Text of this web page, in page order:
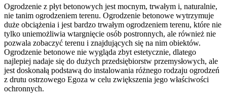
Ogrodzenie z płyt betonowych jest mocnym, trwałym i, naturalnie,
nie tanim ogrodzeniem terenu. Ogrodzenie betonowe wytrzymuje
duże obciążenia i jest bardzo trwałym ogrodzeniem terenu, które nie
tylko uniemożliwia wtargnięcie osób postronnych, ale również nie
pozwala zobaczyć terenu i znajdujących się na nim obiektów.
Ogrodzenie betonowe nie wygląda zbyt estetycznie, dlatego
najlepiej nadaje się do dużych przedsiębiorstw przemysłowych, ale
jest doskonałą podstawą do instalowania różnego rodzaju ogrodzeń
z drutu ostrzowego Egoza w celu zwiększenia jego właściwości
ochronnych.